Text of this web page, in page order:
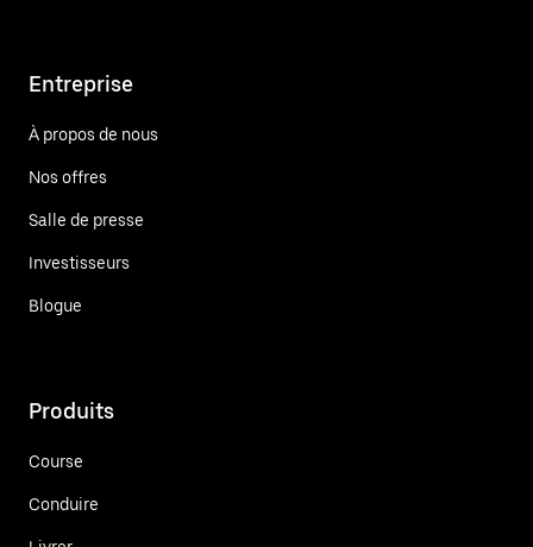
Entreprise
À propos de nous
Nos offres
Salle de presse
Investisseurs
Blogue
Produits
Course
Conduire